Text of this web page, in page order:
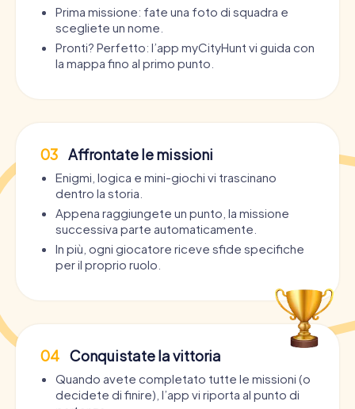
Prima missione: fate una foto di squadra e
scegliete un nome.
Pronti? Perfetto: l’app myCityHunt vi guida con
la mappa fino al primo punto.
03 Affrontate le missioni
Enigmi, logica e mini-giochi vi trascinano
dentro la storia.
Appena raggiungete un punto, la missione
successiva parte automaticamente.
In più, ogni giocatore riceve sfide specifiche
per il proprio ruolo.
04 Conquistate la vittoria
Quando avete completato tutte le missioni (o
decidete di finire), l’app vi riporta al punto di